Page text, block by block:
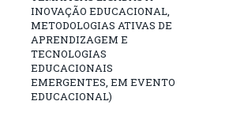
INOVAÇÃO EDUCACIONAL,
METODOLOGIAS ATIVAS DE
APRENDIZAGEM E
TECNOLOGIAS
EDUCACIONAIS
EMERGENTES, EM EVENTO
EDUCACIONAL)